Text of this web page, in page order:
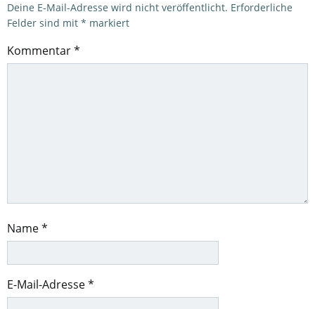
Deine E-Mail-Adresse wird nicht veröffentlicht. Erforderliche
Felder sind mit * markiert
Kommentar*
Name*
E-Mail-Adresse*